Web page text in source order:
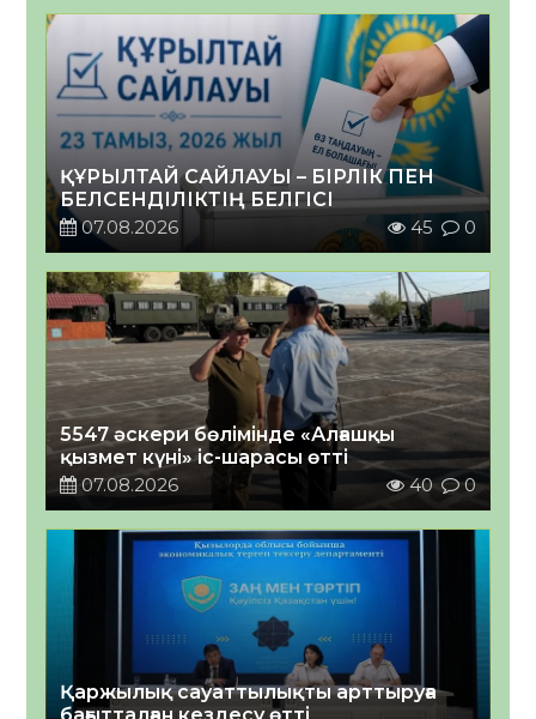
ҚҰРЫЛТАЙ САЙЛАУЫ – БІРЛІК ПЕН
БЕЛСЕНДІЛІКТІҢ БЕЛГІСІ
07.08.2026
45 0
5547 әскери бөлімінде «Алғашқы
қызмет күні» іс-шарасы өтті
07.08.2026
40 0
Қаржылық сауаттылықты арттыруға